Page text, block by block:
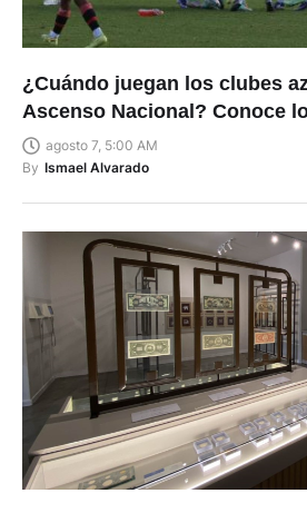
¿Cuándo juegan los clubes
Ascenso Nacional? Conoce
agosto 7, 5:00 AM
By Ismael Alvarado